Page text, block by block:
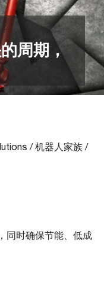
周期，
/机器人家族 /
同时确保节能、低成